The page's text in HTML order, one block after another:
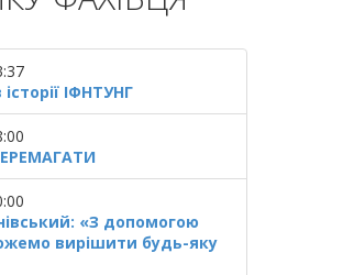
ІФНТУНГ
«З допомогою
вирішити будь-яку